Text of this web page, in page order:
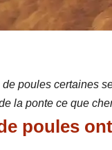
poules certaines
la ponte ce que
poules